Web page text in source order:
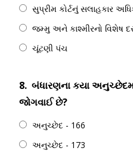
સુપ્રીમ કોર્ટનું સલાહકાર
જમ્મુ અને કાશ્મીરનો વિશેષ
ચૂંટણી પંચ
8. બંધારણના કયા
જોગવાઈ છે?
અનુચ્છેદ - 166
અનુચ્છેદ - 173